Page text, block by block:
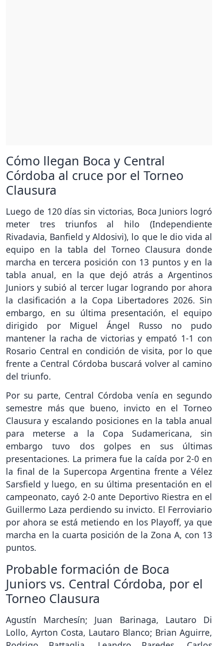
Cómo llegan Boca y Central
Córdoba al cruce por el Torneo
Clausura
Luego de 120 días sin victorias, Boca Juniors logró
meter tres triunfos al hilo (Independiente
Rivadavia, Banfield y Aldosivi), lo que le dio vida al
equipo en la tabla del Torneo Clausura donde
marcha en tercera posición con 13 puntos y en la
tabla anual, en la que dejó atrás a Argentinos
Juniors y subió al tercer lugar logrando por ahora
la clasificación a la Copa Libertadores 2026. Sin
embargo, en su última presentación, el equipo
dirigido por Miguel Ángel Russo no pudo
mantener la racha de victorias y empató 1-1 con
Rosario Central en condición de visita, por lo que
frente a Central Córdoba buscará volver al camino
del triunfo.
Por su parte, Central Córdoba venía en segundo
semestre más que bueno, invicto en el Torneo
Clausura y escalando posiciones en la tabla anual
para meterse a la Copa Sudamericana, sin
embargo tuvo dos golpes en sus últimas
presentaciones. La primera fue la caída por 2-0 en
la final de la Supercopa Argentina frente a Vélez
Sarsfield y luego, en su última presentación en el
campeonato, cayó 2-0 ante Deportivo Riestra en el
Guillermo Laza perdiendo su invicto. El Ferroviario
por ahora se está metiendo en los Playoff, ya que
marcha en la cuarta posición de la Zona A, con 13
puntos.
Probable formación de Boca
Juniors vs. Central Córdoba, por el
Torneo Clausura
Agustín Marchesín; Juan Barinaga, Lautaro Di
Lollo, Ayrton Costa, Lautaro Blanco; Brian Aguirre,